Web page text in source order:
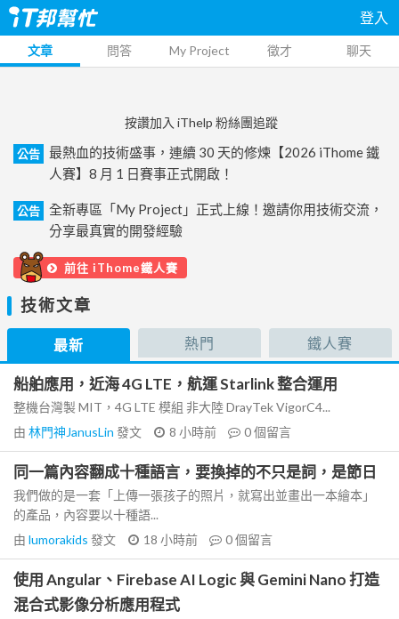
登入
文章 問答 My Project 徵才 聊天
按讚加入 iThelp 粉絲團追蹤
公告
最熱血的技術盛事，連續 30 天的修煉【2026 iThome 鐵
人賽】8 月 1 日賽事正式開啟！
公告
全新專區「My Project」正式上線！邀請你用技術交流，
分享最真實的開發經驗
前往 iThome鐵人賽
技術文章
最新 熱門 鐵人賽
船舶應用，近海 4G LTE，航運 Starlink 整合運用
整機台灣製 MIT，4G LTE 模組 非大陸 DrayTek VigorC4...
由 林門神JanusLin 發文 8 小時前 0個留言
同一篇內容翻成十種語言，要換掉的不只是詞，是節日
我們做的是一套「上傳一張孩子的照片，就寫出並畫出一本繪本」
的產品，內容要以十種語...
由 lumorakids 發文 18 小時前 0個留言
使用 Angular、Firebase AI Logic 與 Gemini Nano 打造
混合式影像分析應用程式